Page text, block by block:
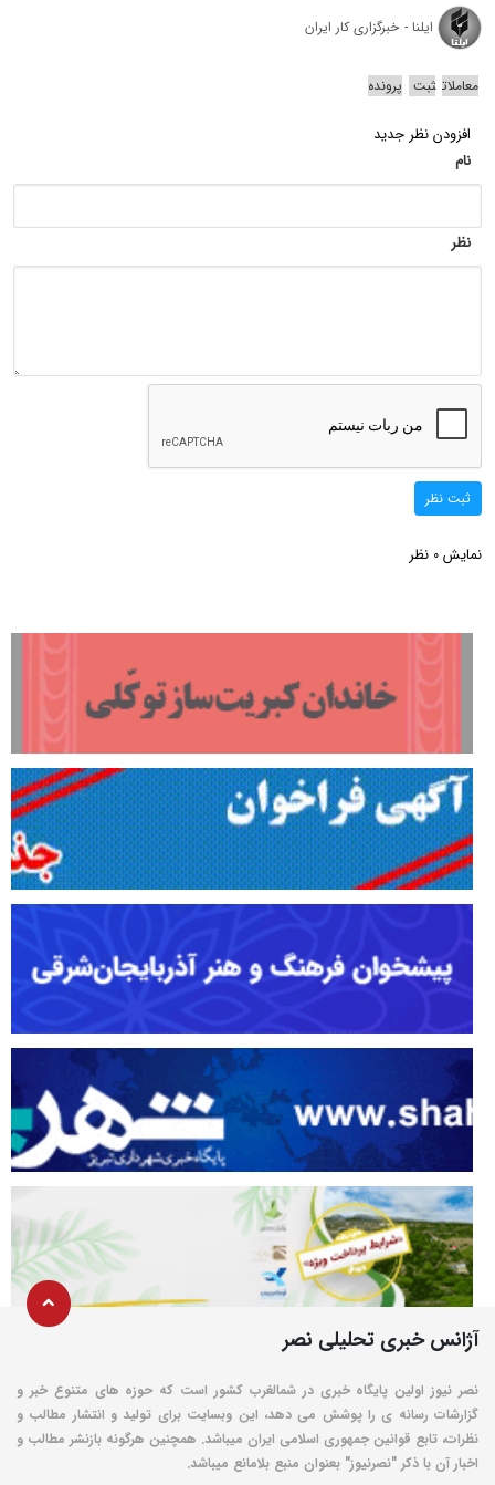
ایلنا - خبرگزاری کار ایران
معاملات ثبت پرونده
افزودن نظر جدید
نام
نظر
ثبت نظر
نمایش 0 نظر
آژانس خبری تحلیلی نصر
نصر نیوز اولین پایگاه خبری در شمالغرب کشور است که حوزه های متنوع خبر و
گزارشات رسانه ی را پوشش می دهد، این وبسایت برای تولید و انتشار مطالب و
نظرات، تابع قوانین جمهوری اسلامی ایران میباشد. همچنین هرگونه بازنشر مطالب و
اخبار آن با ذکر "نصرنیوز" بعنوان منبع بلامانع میباشد.